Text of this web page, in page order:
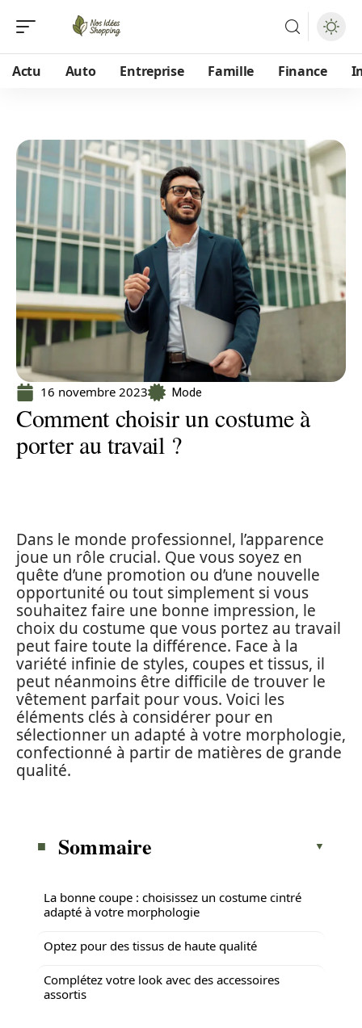
Actu Auto Entreprise Famille Finance
16 novembre 2023 Mode
Comment choisir un costume à
porter au travail ?
Dans le monde professionnel, l’apparence
joue un rôle crucial. Que vous soyez en
quête d’une promotion ou d’une nouvelle
opportunité ou tout simplement si vous
souhaitez faire une bonne impression, le
choix du costume que vous portez au travail
peut faire toute la différence. Face à la
variété infinie de styles, coupes et tissus, il
peut néanmoins être difficile de trouver le
vêtement parfait pour vous. Voici les
éléments clés à considérer pour en
sélectionner un adapté à votre morphologie,
confectionné à partir de matières de grande
qualité.
Sommaire
La bonne coupe : choisissez un costume cintré
adapté à votre morphologie
Optez pour des tissus de haute qualité
Complétez votre look avec des accessoires
assortis